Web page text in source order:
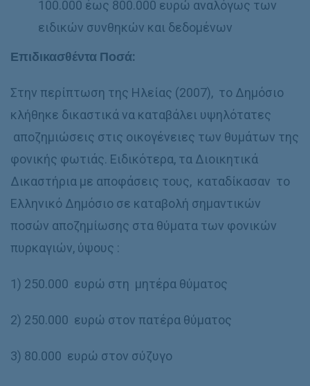
100.000 έως 800.000 ευρώ αναλόγως των
ειδικών συνθηκών και δεδομένων
Επιδικασθέντα Ποσά:
Στην περίπτωση της Ηλείας (2007), το Δημόσιο
κλήθηκε δικαστικά να καταβάλει υψηλότατες
αποζημιώσεις στις οικογένειες των θυμάτων της
φονικής φωτιάς. Ειδικότερα, τα Διοικητικά
Δικαστήρια με αποφάσεις τους, καταδίκασαν το
Ελληνικό Δημόσιο σε καταβολή σημαντικών
ποσών αποζημίωσης στα θύματα των φονικών
πυρκαγιών, ύψους :
1) 250.000 ευρώ στη μητέρα θύματος
2) 250.000 ευρώ στον πατέρα θύματος
3) 80.000 ευρώ στον σύζυγο